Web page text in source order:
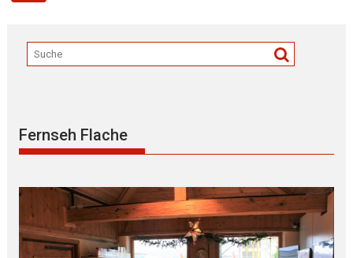
Fernseh Flache